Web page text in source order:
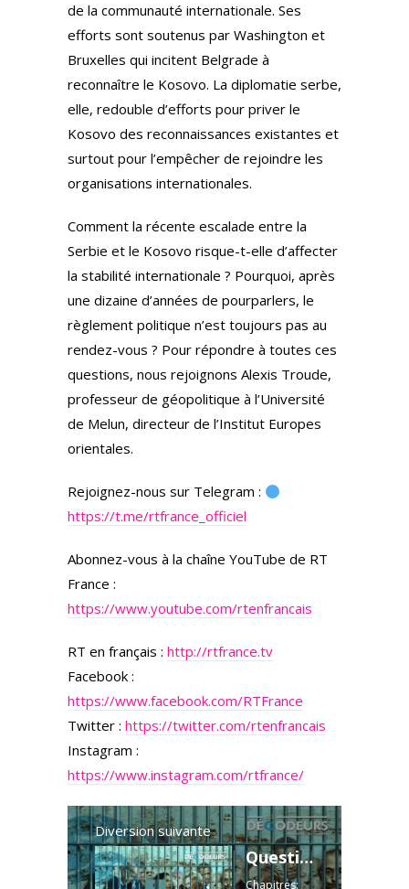
de la communauté internationale. Ses
efforts sont soutenus par Washington et
Bruxelles qui incitent Belgrade à
reconnaître le Kosovo. La diplomatie serbe,
elle, redouble d’efforts pour priver le
Kosovo des reconnaissances existantes et
surtout pour l’empêcher de rejoindre les
organisations internationales.
Comment la récente escalade entre la
Serbie et le Kosovo risque-t-elle d’affecter
la stabilité internationale ? Pourquoi, après
une dizaine d’années de pourparlers, le
règlement politique n’est toujours pas au
rendez-vous ? Pour répondre à toutes ces
questions, nous rejoignons Alexis Troude,
professeur de géopolitique à l’Université
de Melun, directeur de l’Institut Europes
orientales.
Rejoignez-nous sur Telegram :
https://t.me/rtfrance_officiel
Abonnez-vous à la chaîne YouTube de RT
France :
https://www.youtube.com/rtenfrancais
RT en français : http://rtfrance.tv
Facebook :
https://www.facebook.com/RTFrance
Twitter : https://twitter.com/rtenfrancais
Instagram :
https://www.instagram.com/rtfrance/
Diversion suivante
Question de temps... - 09-10-21
Chapitres: